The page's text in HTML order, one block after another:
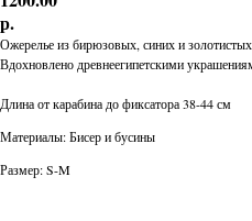
р.
Ожерелье из бирюзовых, синих и
Вдохновлено древнеегипетскими
Длина от карабина до фиксатора 38-44 см
Материалы: Бисер и бусины
Размер: S-M